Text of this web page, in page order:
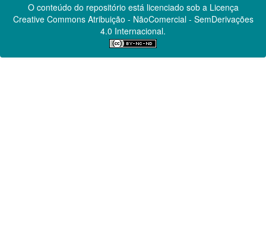
O conteúdo do repositório está licenciado sob a Licença
Creative CommonsAtribuição - NãoComercial - SemDerivações
4.0 Internacional.